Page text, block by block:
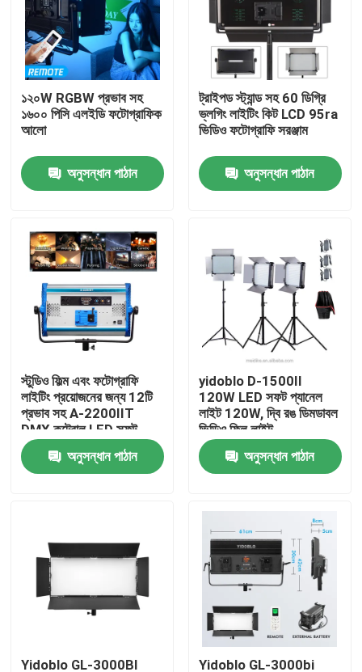
পণ্য
ভিডিও
আমাদের সম্বন্ধে
কারখানা পরিদর্শন
গুণমান নিয়ন্ত্রণ
খবর
মামলা
LED ভিডিও স্টুডিও লাইট
১২০W RGBW প্রভাব সহ
১৬০০ পিসি এলইডি ফটোগ্রাফিক
আলো
অনুসন্ধান পাঠান
ট্রাইপড স্ট্যান্ড সহ 60 ডিগ্রি
ভ্লগিং লাইটিং কিট LCD 95ra
ভিডিও ফটোগ্রাফি সরঞ্জাম
অনুসন্ধান পাঠান
স্টুডিও ফিল্ম এবং ফটোগ্রাফি
লাইটিং প্রয়োজনের জন্য 12টি
প্রভাব সহ A-2200IIT
DMX কন্ট্রোল LED সফট
প্যানেল লাইট
অনুসন্ধান পাঠান
yidoblo D-1500II
120W LED সফট প্যানেল
লাইট 120W, দ্বি রঙ ডিমডাবল
ভিডিও ফিল লাইট
অনুসন্ধান পাঠান
Yidoblo GL-3000BI Yidoblo GL-3000bi